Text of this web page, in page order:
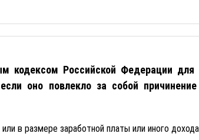
кодексом Российской Федерации для
оно повлекло за собой
в размере заработной платы или иного